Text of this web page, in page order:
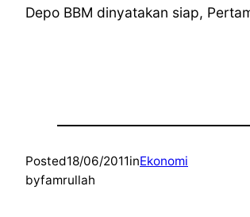
Depo BBM dinyatakan siap,
Posted18/06/2011inEkonomi
byfamrullah